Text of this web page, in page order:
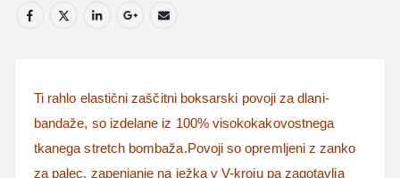
Ti rahlo elastični zaščitni boksarski povoji za dlani-
bandaže, so izdelane iz 100% visokokakovostnega
tkanega stretch bombaža.Povoji so opremljeni z zanko
za palec, zapenjanje na ježka v V-kroju pa zagotavlja